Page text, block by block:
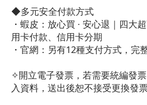
◆多元安全付款方式
・蝦皮：放心買 · 安心退｜四大
用卡付款、信用卡分期
・官網：另有12種支付方式，完
✧開立電子發票，若需要統編發
入資料，送出後恕不接受更換發